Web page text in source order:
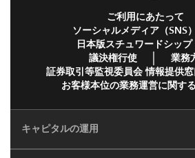
ご利用にあたって
ソーシャルメディア（SNS
日本版スチュワードシップ
議決権行使
業務
証券取引等監視委員会 情報提供
お客様本位の業務運営に関す
キャピタルの運用